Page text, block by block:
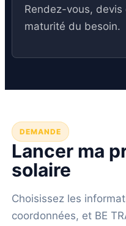
Rendez-vous, devis
maturité du besoin.
DEMANDE
Lancer ma
solaire
Choisissez les
coordonnées, et BE